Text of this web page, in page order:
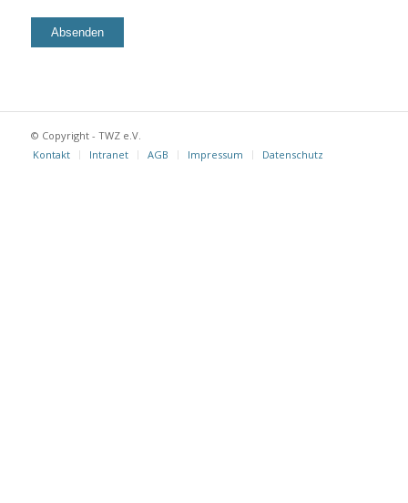
© Copyright - TWZ e.V.
Kontakt
Intranet AGB Impressum Datenschutz